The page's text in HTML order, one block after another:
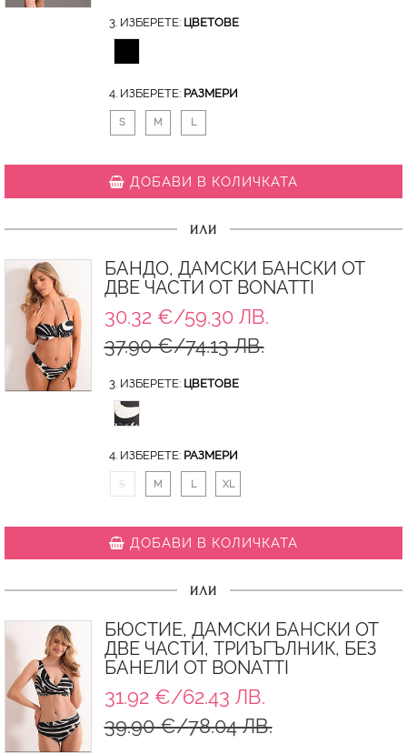
3. ИЗБЕРЕТЕ: ЦВЕТОВЕ
4. ИЗБЕРЕТЕ: РАЗМЕРИ
S M L
ДОБАВИ В КОЛИЧКАТА
ИЛИ
БАНДО, ДАМСКИ БАНСКИ ОТ
ДВЕ ЧАСТИ ОТ BONATTI
30.32 €/59.30 ЛВ.
37.90 €/74.13 ЛВ.
3. ИЗБЕРЕТЕ: ЦВЕТОВЕ
4. ИЗБЕРЕТЕ: РАЗМЕРИ
S M L XL
ДОБАВИ В КОЛИЧКАТА
ИЛИ
БЮСТИЕ, ДАМСКИ БАНСКИ ОТ
ДВЕ ЧАСТИ, ТРИЪГЪЛНИК, БЕЗ
БАНЕЛИ ОТ BONATTI
31.92 €/62.43 ЛВ.
39.90 €/78.04 ЛВ.